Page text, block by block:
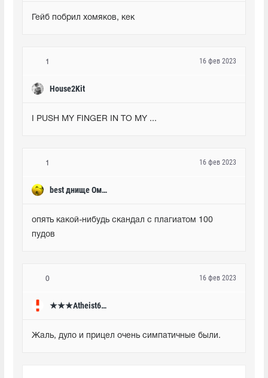
Гейб побрил хомяков, кек
1
House2Kit
16 фев 2023
I PUSH MY FINGER IN TO MY ...
1
best днище Омска
16 фев 2023
опять какой-нибудь скандал с плагиатом 100
пудов
0
★★★Atheist666★★★
16 фев 2023
Жаль, дуло и прицел очень симпатичные были.